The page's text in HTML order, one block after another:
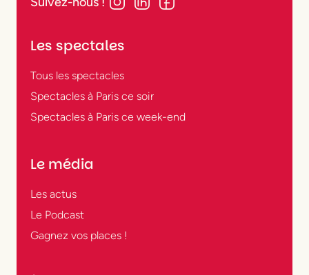
Les spectales
Tous les spectacles
Spectacles à Paris ce soir
Spectacles à Paris ce week-end
Le média
Les actus
Le Podcast
Gagnez vos places !